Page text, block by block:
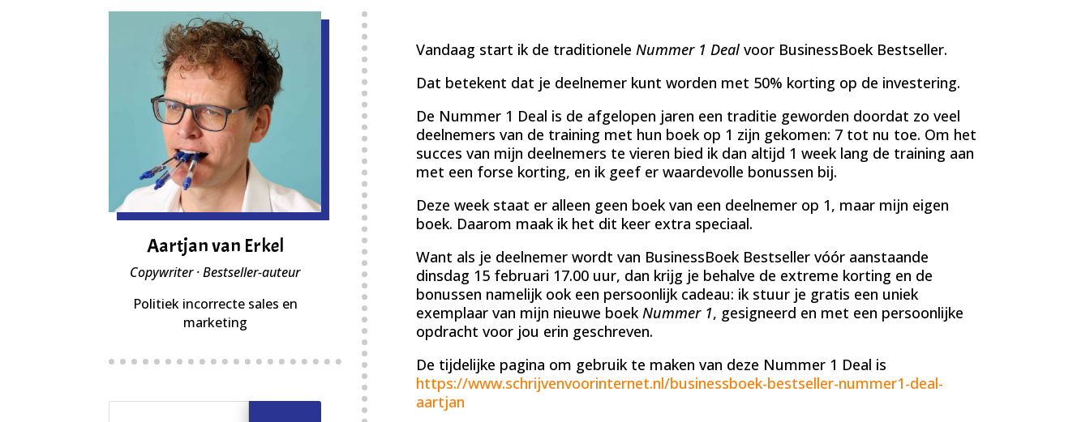
Aartjan van Erkel
Copywriter · Bestseller-auteur
Politiek incorrecte sales en
marketing
Vandaag start ik de traditionele Nummer 1 Dealvoor BusinessBoek Bestseller.
Dat betekent dat je deelnemer kunt worden met 50% korting op de investering.
De Nummer 1 Deal is de afgelopen jaren een traditie geworden doordat zo veel
deelnemers van de training met hun boek op 1 zijn gekomen: 7 tot nu toe. Om het
succes van mijn deelnemers te vieren bied ik dan altijd 1 week lang de training aan
met een forse korting, en ik geef er waardevolle bonussen bij.
Deze week staat er alleen geen boek van een deelnemer op 1, maar mijn eigen
boek. Daarom maak ik het dit keer extra speciaal.
Want als je deelnemer wordt van BusinessBoek Bestseller vóór aanstaande
dinsdag 15 februari 17.00 uur, dan krijg je behalve de extreme korting en de
bonussen namelijk ook een persoonlijk cadeau: ik stuur je gratis een uniek
exemplaar van mijn nieuwe boek Nummer 1, gesigneerd en met een persoonlijke
opdracht voor jou erin geschreven.
De tijdelijke pagina om gebruik te maken van deze Nummer 1 Deal is
https://www.schrijvenvoorinternet.nl/businessboek-bestseller-nummer1-deal-
aartjan